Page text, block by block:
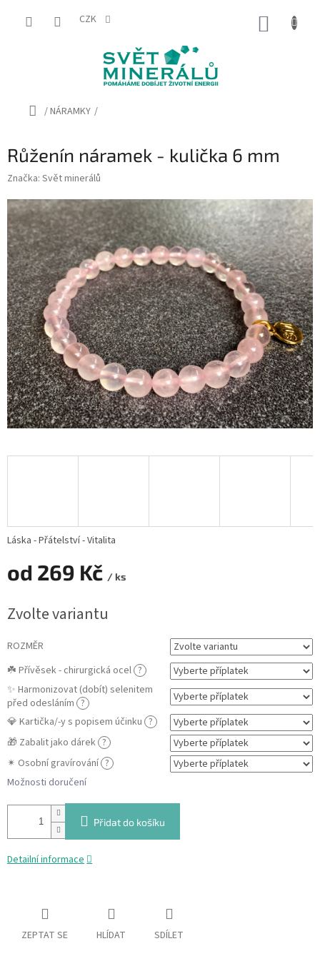
CZK
Domů
/NÁRAMKY /
Růženín náramek - kulička 6 mm
Značka: Svět minerálů
od 269 Kč / ks
cena:
Zvolte variantu
ROZMĚR
☘️ Přívěsek - chirurgická ocel ?
✨ Harmonizovat (dobít) selenitem
před odesláním ?
💎 Kartička/-y s popisem účinku ?
🎁 Zabalit jako dárek ?
✴ Osobní gravírování ?
Možnosti doručení
Přidat do košíku
Láska - Přátelství - Vitalita
Detailní informace
ZEPTAT SE HLÍDAT SDÍLET